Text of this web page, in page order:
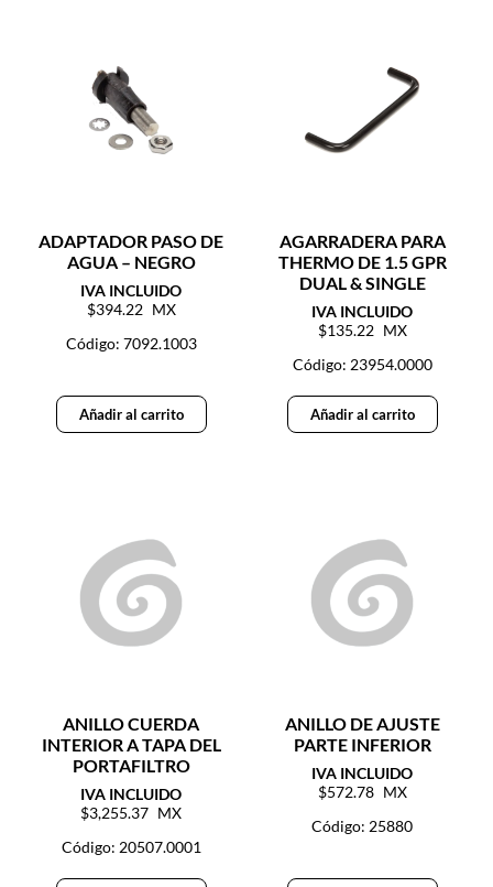
ADAPTADOR PASO DE
AGUA – NEGRO
394.22
Código: 7092.1003
Añadir al carrito
AGARRADERA PARA
THERMO DE 1.5 GPR
DUAL & SINGLE
135.22
Código: 23954.0000
Añadir al carrito
ANILLO CUERDA
INTERIOR A TAPA DEL
PORTAFILTRO
3,255.37
Código: 20507.0001
ANILLO DE AJUSTE
PARTE INFERIOR
572.78
Código: 25880